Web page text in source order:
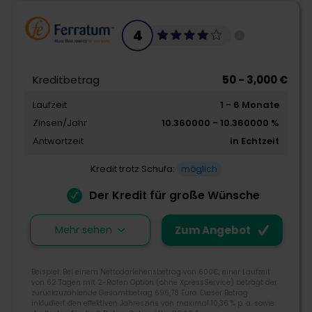
info@kreditiweb.com3.9
Kreditangebot
Flexibilität
Schnelligkeit
Zum Angebot
Die Deutsche Bank wurde bereits 1870 gegründet und
gehört zu den führenden Banken in Deutschland mit
globalem Netzwerk, fest in Europa verwurzelt. Bei der
4
Kreditbetrag 50 - 3,000 €
Laufzeit
1 - 6 Monate
Zinsen/Jahr
10.360000 - 10.360000 %
Antwortzeit
in Echtzeit
Kredit trotz Schufa: möglich
Der Kredit für große Wünsche
Zum Angebot
Mehr sehen
Beispiel: Bei einem Nettodarlehensbetrag von 600€, einer Laufzeit
von 62 Tagen mit 2-Raten Option (ohne XpressService) beträgt der
zurückzuzahlende Gesamtbetrag 696,78 Euro. Dieser Betrag
inkludiert den effektiven Jahreszins von maximal 10,36 % p. a. sowie